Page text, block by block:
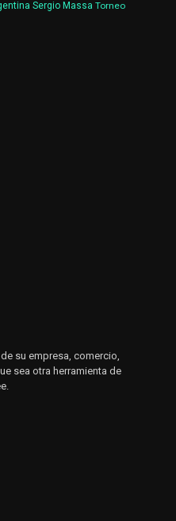
Sergio Massa Torneo
su empresa, comercio,
sea otra herramienta de